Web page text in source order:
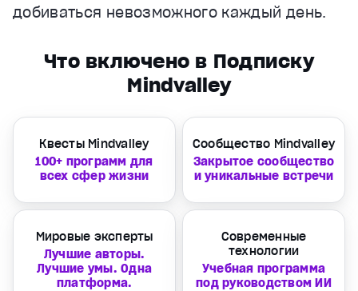
добиваться невозможного каждый день.
Что включено в Подписку
Mindvalley
Квесты Mindvalley
100+ программ для
всех сфер жизни
Сообщество Mindvalley
Закрытое сообщество
и уникальные встречи
Мировые эксперты
Лучшие авторы.
Лучшие умы. Одна
платформа.
Современные
технологии
Учебная программа
под руководством ИИ